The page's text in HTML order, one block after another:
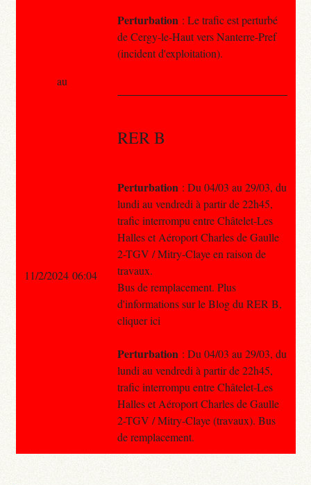
Perturbation : Le trafic est perturbé
de Cergy-le-Haut vers Nanterre-Pref
(incident d'exploitation).
RER B
Perturbation : Du 04/03 au 29/03, du
lundi au vendredi à partir de 22h45,
trafic interrompu entre Châtelet-Les
Halles et Aéroport Charles de Gaulle
2-TGV / Mitry-Claye en raison de
travaux.
Bus de remplacement. Plus
d'informations sur le Blog du RER B,
cliquer ici
Perturbation : Du 04/03 au 29/03, du
lundi au vendredi à partir de 22h45,
trafic interrompu entre Châtelet-Les
Halles et Aéroport Charles de Gaulle
2-TGV / Mitry-Claye (travaux). Bus
de remplacement.
au
11/2/2024 06:04